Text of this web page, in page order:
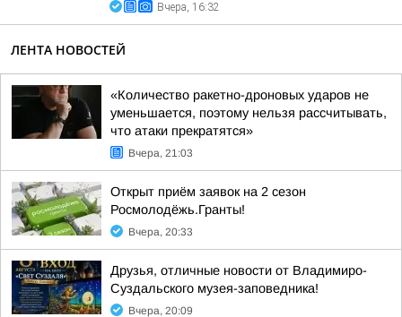
Вчера, 16:32
ЛЕНТА НОВОСТЕЙ
«Количество ракетно-дроновых ударов не
уменьшается, поэтому нельзя рассчитывать,
что атаки прекратятся»
Вчера, 21:03
Открыт приём заявок на 2 сезон
Росмолодёжь.Гранты!
Вчера, 20:33
Друзья, отличные новости от Владимиро-
Суздальского музея-заповедника!
Вчера, 20:09